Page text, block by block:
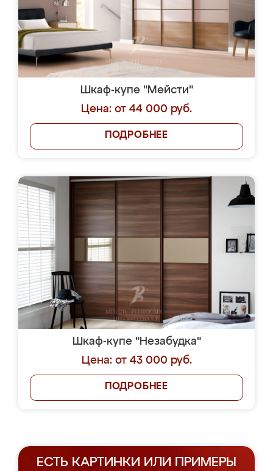
Шкаф-купе "Мейсти"
Цена: от 44 000 руб.
ПОДРОБНЕЕ
Шкаф-купе "Незабудка"
Цена: от 43 000 руб.
ПОДРОБНЕЕ
ЕСТЬ КАРТИНКИ ИЛИ ПРИМЕРЫ